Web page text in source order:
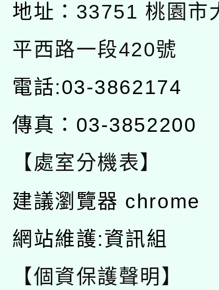
地址： 33751 桃園市
平西路一段420號
電話:03-3862174
傳真：03-3852200
【處室分機表】
建議瀏覽器 chrome
網站維護:資訊組
【個資保護聲明】